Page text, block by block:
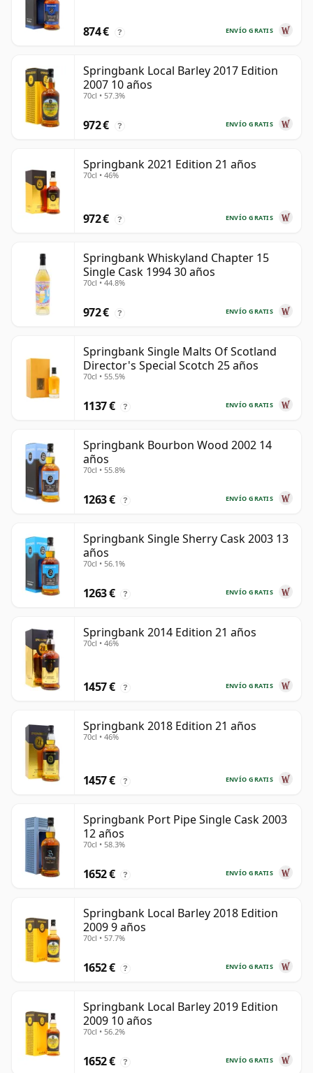
ENVÍO GRATIS
874 € ?
Springbank Local Barley 2017 Edition
2007 10 años
70cl • 57.3%
ENVÍO GRATIS
972 € ?
Springbank 2021 Edition 21 años
70cl • 46%
ENVÍO GRATIS
972 € ?
Springbank Whiskyland Chapter 15
Single Cask 1994 30 años
70cl • 44.8%
ENVÍO GRATIS
972 € ?
Springbank Single Malts Of Scotland
Director's Special Scotch 25 años
70cl • 55.5%
ENVÍO GRATIS
1137 € ?
Springbank Bourbon Wood 2002 14
años
70cl • 55.8%
ENVÍO GRATIS
1263 € ?
Springbank Single Sherry Cask 2003 13
años
70cl • 56.1%
ENVÍO GRATIS
1263 € ?
Springbank 2014 Edition 21 años
70cl • 46%
ENVÍO GRATIS
1457 € ?
Springbank 2018 Edition 21 años
70cl • 46%
ENVÍO GRATIS
1457 € ?
Springbank Port Pipe Single Cask 2003
12 años
70cl • 58.3%
ENVÍO GRATIS
1652 € ?
Springbank Local Barley 2018 Edition
2009 9 años
70cl • 57.7%
ENVÍO GRATIS
1652 € ?
Springbank Local Barley 2019 Edition
2009 10 años
70cl • 56.2%
ENVÍO GRATIS
1652 € ?